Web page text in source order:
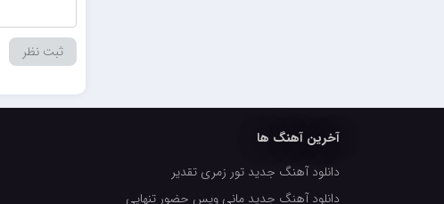
آخرین آهنگ ها
دانلود آهنگ جدید تور زمری تقدیر
دانلود آهنگ جدید مانی ویس حضور تنهایی